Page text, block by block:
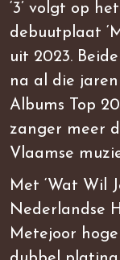
‘3’ volgt op
debuutplaat
uit 2023.
na al die
Albums Top
zanger meer
Vlaamse
Met ‘Wat Wil
Nederlandse
Metejoor